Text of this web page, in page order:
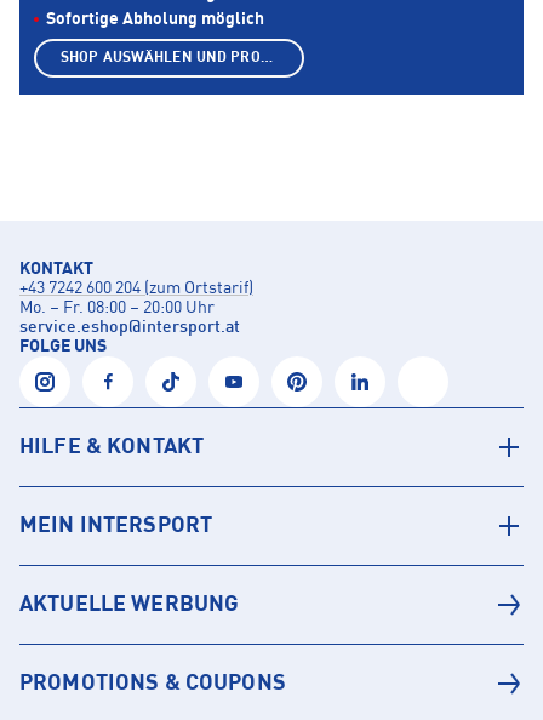
Sofortige Abholung möglich
SHOP AUSWÄHLEN UND PRODUKTE ANZEIGEN
KONTAKT
+43 7242 600 204 (zum Ortstarif)
Mo. – Fr. 08:00 – 20:00 Uhr
service.eshop@intersport.at
FOLGE UNS
HILFE & KONTAKT
MEIN INTERSPORT
AKTUELLE WERBUNG
PROMOTIONS & COUPONS